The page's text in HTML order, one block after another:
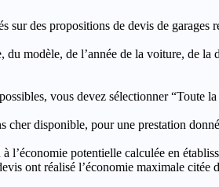
des propositions de devis de
modèle, de l’année de la voiture, de
vous devez sélectionner “Toute
disponible, pour une prestation
potentielle calculée en
ont réalisé l’économie maximale